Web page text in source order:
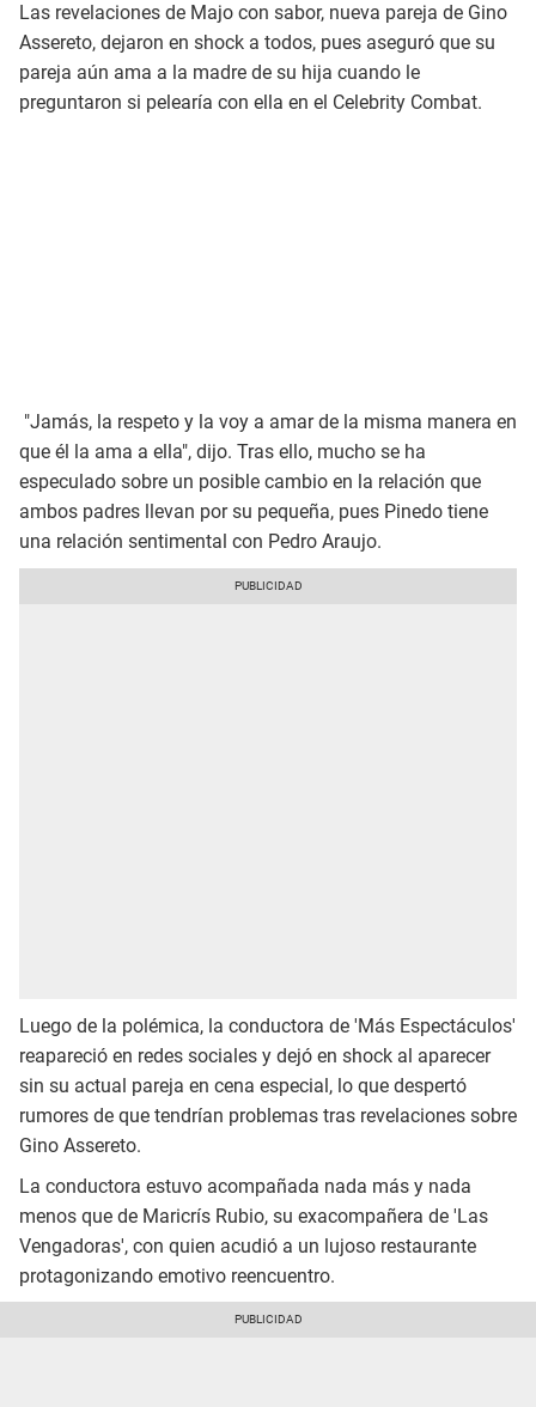
Las revelaciones de Majo con sabor, nueva pareja de Gino
Assereto, dejaron en shock a todos, pues aseguró que su
pareja aún ama a la madre de su hija cuando le
preguntaron si pelearía con ella en el Celebrity Combat.
"Jamás, la respeto y la voy a amar de la misma manera en
que él la ama a ella", dijo. Tras ello, mucho se ha
especulado sobre un posible cambio en la relación que
ambos padres llevan por su pequeña, pues Pinedo tiene
una relación sentimental con Pedro Araujo.
Luego de la polémica, la conductora de 'Más Espectáculos'
reapareció en redes sociales y dejó en shock al aparecer
sin su actual pareja en cena especial, lo que despertó
rumores de que tendrían problemas tras revelaciones sobre
Gino Assereto.
La conductora estuvo acompañada nada más y nada
menos que de Maricrís Rubio, su exacompañera de 'Las
Vengadoras', con quien acudió a un lujoso restaurante
protagonizando emotivo reencuentro.